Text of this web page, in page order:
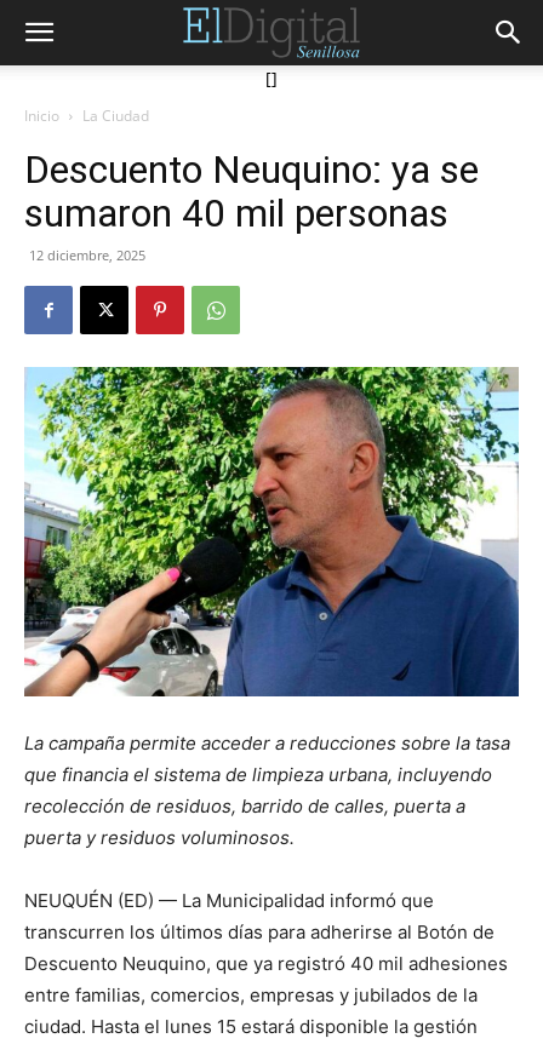
[]
Inicio La Ciudad
Descuento Neuquino: ya se
sumaron 40 mil personas
12 diciembre, 2025
La campaña permite acceder a reducciones sobre la tasa
que financia el sistema de limpieza urbana, incluyendo
recolección de residuos, barrido de calles, puerta a
puerta y residuos voluminosos.
NEUQUÉN (ED) — La Municipalidad informó que
transcurren los últimos días para adherirse al Botón de
Descuento Neuquino, que ya registró 40 mil adhesiones
entre familias, comercios, empresas y jubilados de la
ciudad. Hasta el lunes 15 estará disponible la gestión